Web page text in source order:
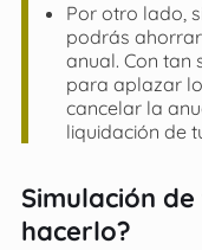
Por otro lado,
podrás
anual. Con tan
para aplazar
cancelar la
liquidación de
Simulación
hacerlo?